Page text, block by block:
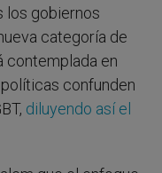
los gobiernos
categoría de
contemplada en
confunden
diluyendo así el